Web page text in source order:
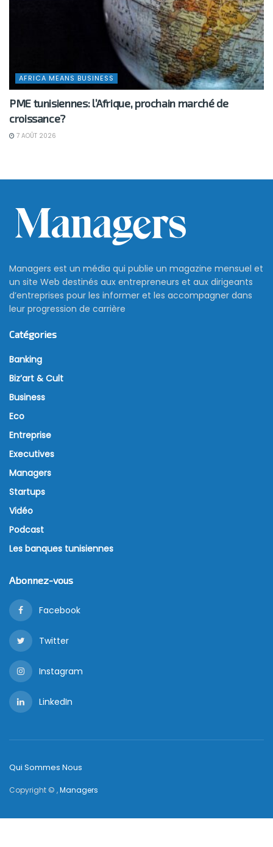
AFRICA MEANS BUSINESS
PME tunisiennes: l’Afrique, prochain marché de
croissance?
7 AOÛT 2026
Managers est un média qui publie un magazine mensuel et
un site Web destinés aux entrepreneurs et aux dirigeants
d’entreprises pour les informer et les accompagner dans
leur progression de carrière
Catégories
Banking
Biz’art & Cult
Business
Eco
Entreprise
Executives
Managers
Startups
Vidéo
Podcast
Les banques tunisiennes
Abonnez-vous
Facebook
Twitter
Instagram
LinkedIn
Qui Sommes Nous
Copyright © ,Managers